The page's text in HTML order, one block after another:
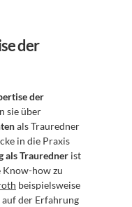
der
der
als Trauredner
in die Praxis
als Trauredner ist
Know-how zu
beispielsweise
der Erfahrung